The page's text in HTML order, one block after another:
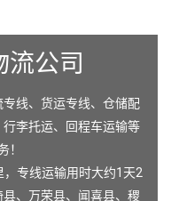
流公司
线、货运专线、仓储配
李托运、回程车运输等
！
专线运输用时大约1天2
县、 万荣县、 闻喜县、 稷